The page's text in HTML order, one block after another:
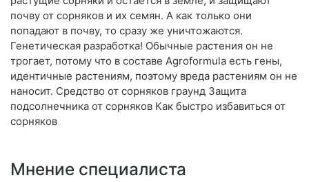
почву от сорняков и их семян. А как только они
попадают в почву, то сразу же уничтожаются.
Генетическая разработка! Обычные растения он не
трогает, потому что в составе Agroformula есть гены,
идентичные растениям, поэтому вреда растениям он не
наносит. Средство от сорняков граунд Защита
подсолнечника от сорняков Как быстро избавиться от
сорняков
Мнение специалиста